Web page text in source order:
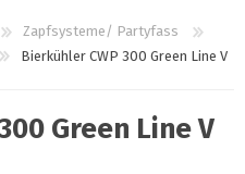
Zapfsysteme/ Partyfass
Bierkühler CWP 300 Green Line V
Green Line V